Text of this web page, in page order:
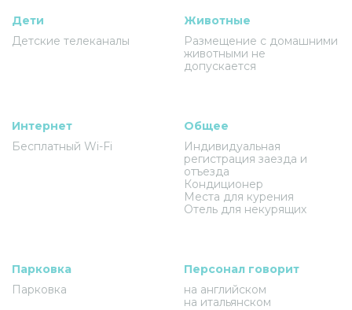
Дети
Детские телеканалы
Животные
Размещение с домашними
животными не
допускается
Интернет
Бесплатный Wi-Fi
Общее
Индивидуальная
регистрация заезда и
отъезда
Кондиционер
Места для курения
Отель для некурящих
Парковка
Парковка
Персонал говорит
на английском
на итальянском